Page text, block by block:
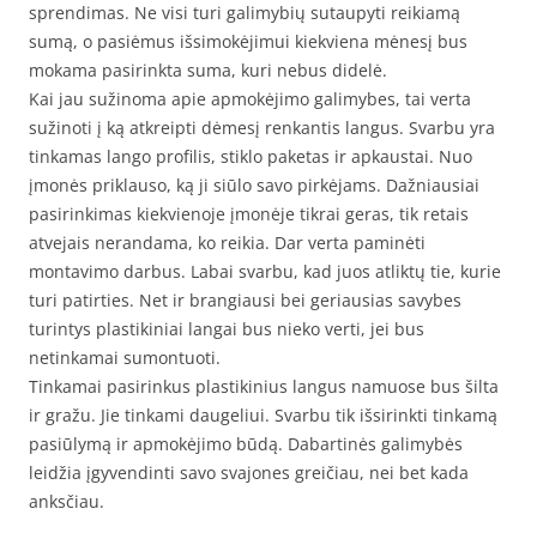
sprendimas. Ne visi turi galimybių sutaupyti reikiamą
sumą, o pasiėmus išsimokėjimui kiekviena mėnesį bus
mokama pasirinkta suma, kuri nebus didelė.
Kai jau sužinoma apie apmokėjimo galimybes, tai verta
sužinoti į ką atkreipti dėmesį renkantis langus. Svarbu yra
tinkamas lango profilis, stiklo paketas ir apkaustai. Nuo
įmonės priklauso, ką ji siūlo savo pirkėjams. Dažniausiai
pasirinkimas kiekvienoje įmonėje tikrai geras, tik retais
atvejais nerandama, ko reikia. Dar verta paminėti
montavimo darbus. Labai svarbu, kad juos atliktų tie, kurie
turi patirties. Net ir brangiausi bei geriausias savybes
turintys plastikiniai langai bus nieko verti, jei bus
netinkamai sumontuoti.
Tinkamai pasirinkus plastikinius langus namuose bus šilta
ir gražu. Jie tinkami daugeliui. Svarbu tik išsirinkti tinkamą
pasiūlymą ir apmokėjimo būdą. Dabartinės galimybės
leidžia įgyvendinti savo svajones greičiau, nei bet kada
anksčiau.